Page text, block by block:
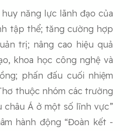
năng lực lãnh đạo của
tập thể; tăng cường hợp
trị; nâng cao hiệu quả
khoa học công nghệ và
phấn đấu cuối nhiệm
thuộc nhóm các trường
châu Á ở một số lĩnh vực”
hành động “Đoàn kết -